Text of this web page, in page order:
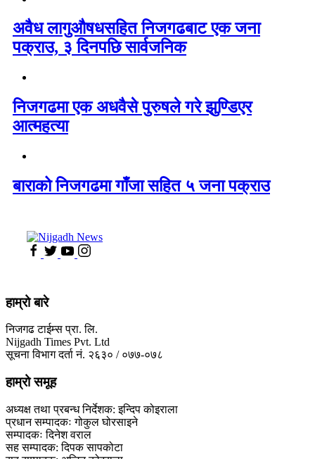
अवैध लागुऔषधसहित निजगढबाट एक जना
पक्राउ, ३ दिनपछि सार्वजनिक
निजगढमा एक अधवैसे पुरुषले गरे झुण्डिएर
आत्महत्या
बाराको निजगढमा गाँजा सहित ५ जना पक्राउ
हाम्रो बारे
निजगढ टाईम्स प्रा. लि.
Nijgadh Times Pvt. Ltd
सूचना विभाग दर्ता नं. २६३० / ०७७-०७८
हाम्रो समूह
अध्यक्ष तथा प्रबन्ध निर्देशक: इन्दिप कोइराला
प्रधान सम्पादकः गोकुल घोरसाइने
सम्पादकः दिनेश वराल
सह सम्पादक: दिपक सापकोटा